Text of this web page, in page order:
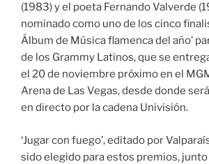
(1983) y el poeta Fernando Valverde
nominado como uno de los cinco
Álbum de Música flamenca del año’
de los Grammy Latinos, que se
el 20 de noviembre próximo en el
Arena de Las Vegas, desde donde
en directo por la cadena Univisión.
‘Jugar con fuego’, editado por
sido elegido para estos premios,